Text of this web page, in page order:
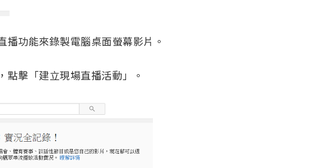
功能來錄製電腦桌面螢幕影片。
點擊「建立現場直播活動」。